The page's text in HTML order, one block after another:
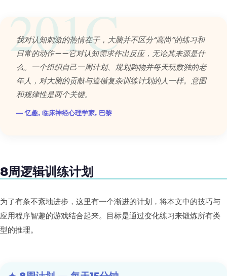
我对认知刺激的热情在于，大脑并不区分“高尚”的练习和
日常的动作——它对认知需求作出反应，无论其来源是什
么。一个组织自己一周计划、规划购物并每天玩数独的老
年人，对大脑的贡献与遵循复杂训练计划的人一样。意图
和规律性是两个关键。
— 忆趣, 临床神经心理学家, 巴黎
8周逻辑训练计划
为了有条不紊地进步，这里有一个渐进的计划，将本文中的技巧与
应用程序智趣的游戏结合起来。目标是通过变化练习来锻炼所有类
型的推理。